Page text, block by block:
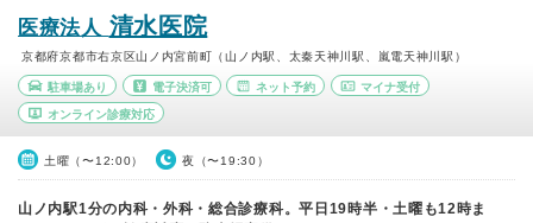
医療法人 清水医院
京都府京都市右京区山ノ内宮前町（山ノ内駅、太秦天神川駅、嵐電天神川駅）
駐車場あり 電子決済可 ネット予約 マイナ受付
オンライン診療対応
土曜（〜12:00） 夜（〜19:30）
山ノ内駅1分の内科・外科・総合診療科。平日19時半・土曜も12時ま